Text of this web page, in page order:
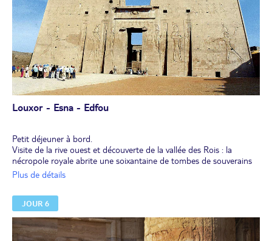
Louxor - Esna - Edfou
Petit déjeuner à bord.
Visite de la rive ouest et découverte de la vallée des Rois : la
nécropole royale abrite une soixantaine de tombes de souverains
creusées dans le roc, parfois sculptées, finement dessinées et
trous béants. Mais une fois à l’intérieur de ces tombes, c’est une
visite tout aussi envoûtante que secrète qui vous attend.
Visite du temple d'Hatchepsout et arrêt photo devant les colosses
de Memnon. Ces imposants gardiens du temple funéraire
d'Aménophis III, détruit dans l'Antiquité pour servir de carrière à
Plus de détails
JOUR 6